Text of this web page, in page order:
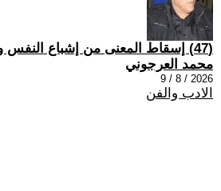
(47) إسقاط المعنى من إشباع النفس والمُنى
محمد العرجوني
2026 / 8 / 9
الادب والفن